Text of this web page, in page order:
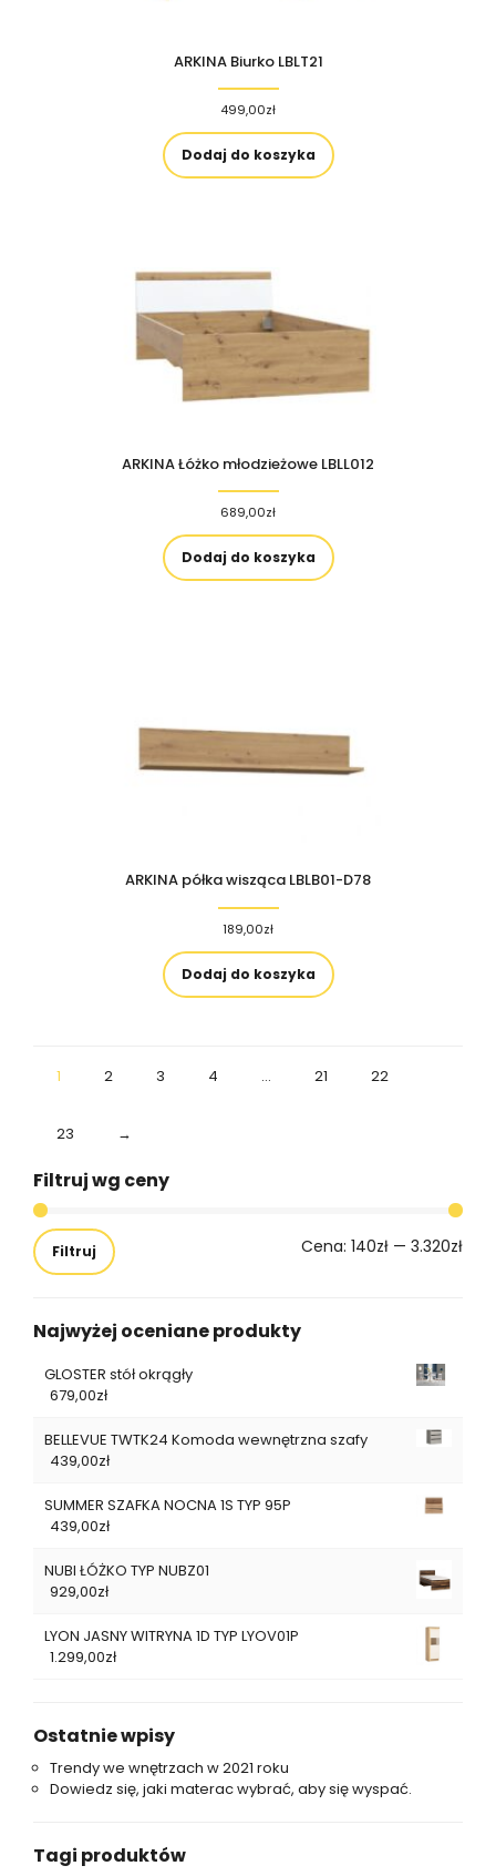
Filtruj wg ceny
Filtruj Cena: 140zł — 3.320zł
Najwyżej oceniane produkty
GLOSTER stół okrągły
679,00zł
BELLEVUE TWTK24 Komoda wewnętrzna szafy
439,00zł
SUMMER SZAFKA NOCNA 1S TYP 95P
439,00zł
NUBI ŁÓŻKO TYP NUBZ01
929,00zł
LYON JASNY WITRYNA 1D TYP LYOV01P
1.299,00zł
Ostatnie wpisy
Trendy we wnętrzach w 2021 roku
Dowiedz się, jaki materac wybrać, aby się wyspać.
Tagi produktów
ARKINA Biurko LBLT21
499,00zł
Dodaj do koszyka
ARKINA Łóżko młodzieżowe LBLL012
689,00zł
Dodaj do koszyka
ARKINA półka wisząca LBLB01-D78
189,00zł
Dodaj do koszyka
1 2 3 4 … 21 22
23 →